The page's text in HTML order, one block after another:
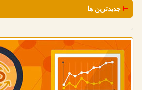
جدیدترین ها